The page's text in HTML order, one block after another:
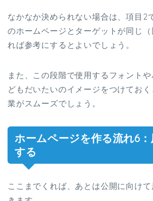
なかなか決められない場合は、項目2
のホームページとターゲットが同じ
れば参考にするとよいでしょう。
また、この段階で使用するフォント
どもだいたいのイメージをつけてお
業がスムーズでしょう。
ホームページを作る流れ6
する
ここまでくれば、あとは公開に向け